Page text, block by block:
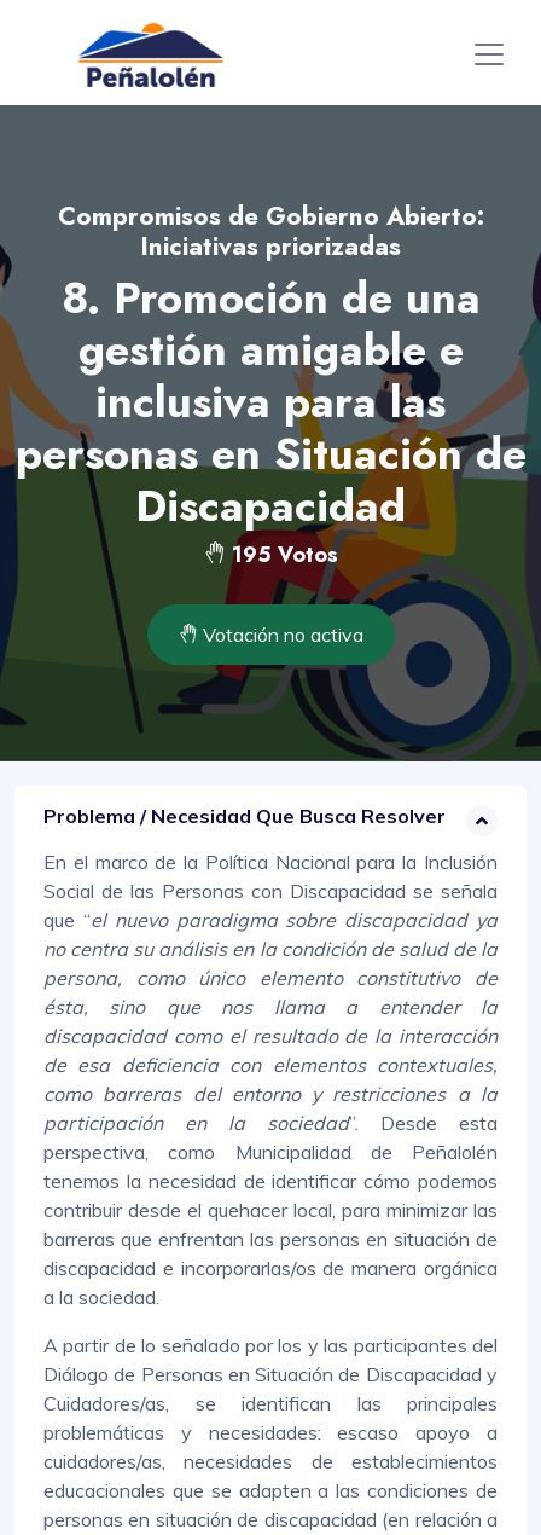
Compromisos de Gobierno Abierto:
Iniciativas priorizadas
8. Promoción de una
gestión amigable e
inclusiva para las
personas en Situación de
Discapacidad
195 Votos
Votación no activa
Problema / Necesidad Que Busca Resolver
En el marco de la Política Nacional para la Inclusión
Social de las Personas con Discapacidad se señala
que “el nuevo paradigma sobre discapacidad ya
no centra su análisis en la condición de salud de la
persona, como único elemento constitutivo de
ésta, sino que nos llama a entender la
discapacidad como el resultado de la interacción
de esa deficiencia con elementos contextuales,
como barreras del entorno y restricciones a la
participación en la sociedad”. Desde esta
perspectiva, como Municipalidad de Peñalolén
tenemos la necesidad de identificar cómo podemos
contribuir desde el quehacer local, para minimizar las
barreras que enfrentan las personas en situación de
discapacidad e incorporarlas/os de manera orgánica
a la sociedad.
A partir de lo señalado por los y las participantes del
Diálogo de Personas en Situación de Discapacidad y
Cuidadores/as, se identifican las principales
problemáticas y necesidades: escaso apoyo a
cuidadores/as, necesidades de establecimientos
educacionales que se adapten a las condiciones de
personas en situación de discapacidad (en relación a